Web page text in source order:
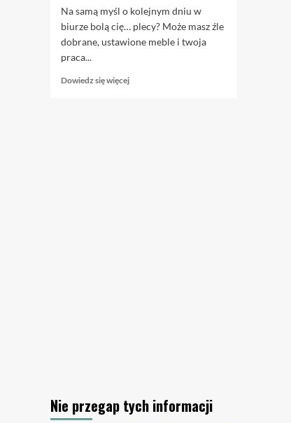
Na samą myśl o kolejnym dniu w
biurze bolą cię… plecy? Może masz źle
dobrane, ustawione meble i twoja
praca...
Dowiedz się więcejDowiedz
Nie przegap tych informacji